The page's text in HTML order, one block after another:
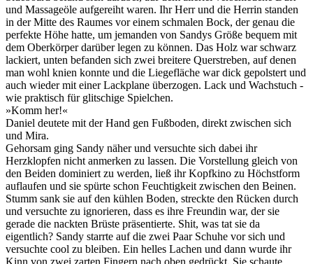
und Massageöle aufgereiht waren. Ihr Herr und die Herrin standen
in der Mitte des Raumes vor einem schmalen Bock, der genau die
perfekte Höhe hatte, um jemanden von Sandys Größe bequem mit
dem Oberkörper darüber legen zu können. Das Holz war schwarz
lackiert, unten befanden sich zwei breitere Querstreben, auf denen
man wohl knien konnte und die Liegefläche war dick gepolstert und
auch wieder mit einer Lackplane überzogen. Lack und Wachstuch -
wie praktisch für glitschige Spielchen.
»Komm her!«
Daniel deutete mit der Hand gen Fußboden, direkt zwischen sich
und Mira.
Gehorsam ging Sandy näher und versuchte sich dabei ihr
Herzklopfen nicht anmerken zu lassen. Die Vorstellung gleich von
den Beiden dominiert zu werden, ließ ihr Kopfkino zu Höchstform
auflaufen und sie spürte schon Feuchtigkeit zwischen den Beinen.
Stumm sank sie auf den kühlen Boden, streckte den Rücken durch
und versuchte zu ignorieren, dass es ihre Freundin war, der sie
gerade die nackten Brüste präsentierte. Shit, was tat sie da
eigentlich? Sandy starrte auf die zwei Paar Schuhe vor sich und
versuchte cool zu bleiben. Ein helles Lachen und dann wurde ihr